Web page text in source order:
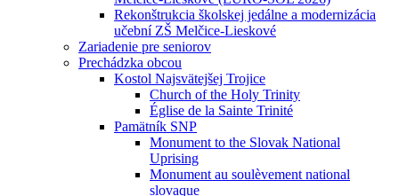
Rekonštrukcia školskej jedálne a modernizácia
učební ZŠ Melčice-Lieskové
Zariadenie pre seniorov
Prechádzka obcou
Kostol Najsvätejšej Trojice
Church of the Holy Trinity
Église de la Sainte Trinité
Pamätník SNP
Monument to the Slovak National
Uprising
Monument au soulèvement national
slovaque